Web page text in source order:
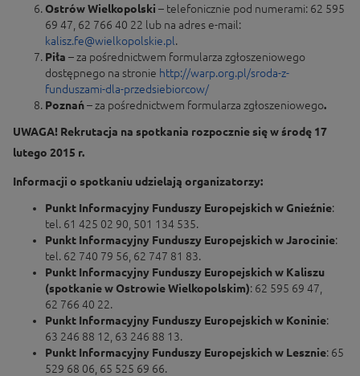
Ostrów Wielkopolski – telefonicznie pod numerami: 62 595
69 47, 62 766 40 22 lub na adres e-mail:
kalisz.fe@wielkopolskie.pl.
Piła – za pośrednictwem formularza zgłoszeniowego
dostępnego na stronie http://warp.org.pl/sroda-z-
funduszami-dla-przedsiebiorcow/
Poznań– za pośrednictwem formularza zgłoszeniowego.
UWAGA! Rekrutacja na spotkania rozpocznie się w środę 17
lutego 2015 r.
Informacji o spotkaniu udzielają organizatorzy:
Punkt Informacyjny Funduszy Europejskich w Gnieźnie:
tel. 61 425 02 90, 501 134 535.
Punkt Informacyjny Funduszy Europejskich w Jarocinie:
tel. 62 740 79 56, 62 747 81 83.
Punkt Informacyjny Funduszy Europejskich w Kaliszu
(spotkanie w Ostrowie Wielkopolskim): 62 595 69 47,
62 766 40 22.
Punkt Informacyjny Funduszy Europejskich w Koninie:
63 246 88 12, 63 246 88 13.
Punkt Informacyjny Funduszy Europejskich w Lesznie: 65
529 68 06, 65 525 69 66.